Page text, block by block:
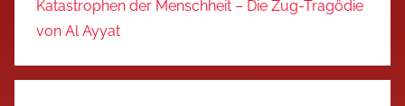
Katastrophen der Menschheit – Die Zug-Tragödie
von Al Ayyat